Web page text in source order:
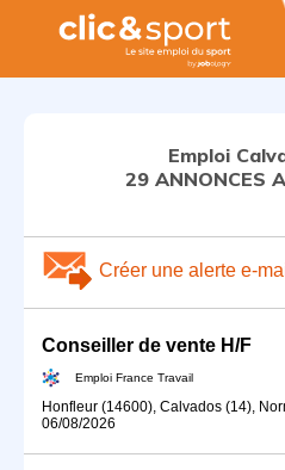
Emploi
29 ANNONCES
Créer une alerte e-
Conseiller de vente H/F
Emploi France Travail
Honfleur (14600), Calvados (14),
06/08/2026